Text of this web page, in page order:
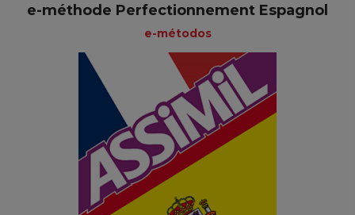
e-méthode Perfectionnement Espagnol
e-métodos